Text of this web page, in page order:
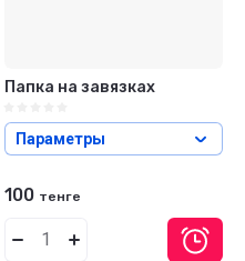
Папка на завязках
Параметры
100 тенге